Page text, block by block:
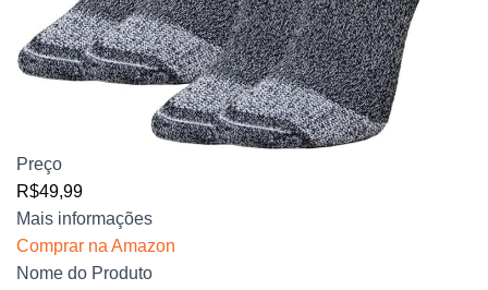
Preço
R$49,99
Mais informações
Comprar na Amazon
Nome do Produto